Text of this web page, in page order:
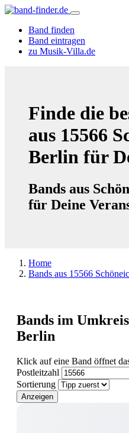
Band finden
Band eintragen
zu Musik-Villa.de
Finde die
aus 15566
Berlin für
Bands aus
für Deine
Home
Bands aus 15566
Bands im
Berlin
Klick auf eine Band öffnet
Postleitzahl
Sortierung
Anzeigen